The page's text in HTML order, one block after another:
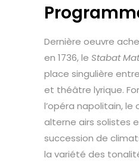
Dernière oeuvre
en 1736, le Stabat
place singulière
et théâtre lyrique.
l’opéra napolitain,
alterne airs solistes
succession de
la variété des